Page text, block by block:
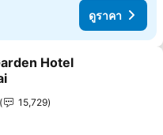
ดูราคา
นรายการโปรด
Hotel
15,729